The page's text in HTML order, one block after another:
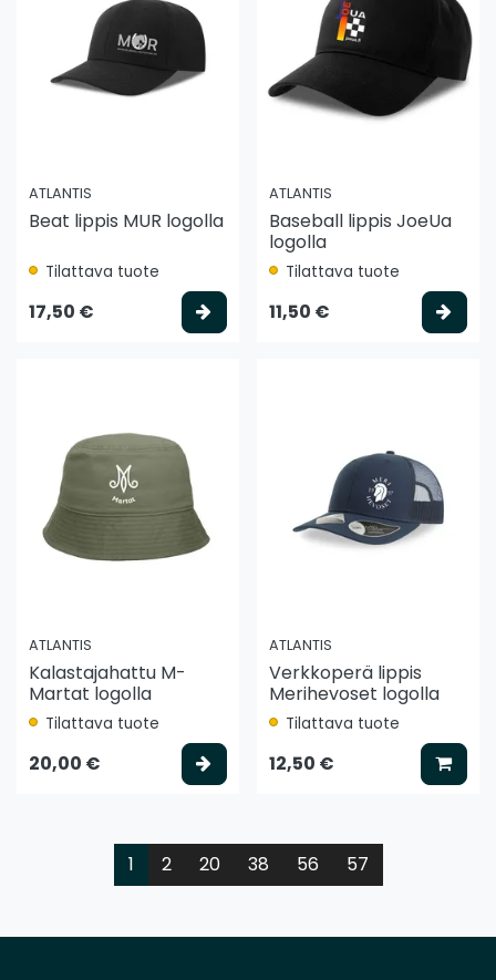
ATLANTIS
Beat lippis MUR logolla
Tilattava tuote
17,50 € Valitse vaihtoehto
ATLANTIS
Baseball lippis JoeUa
logolla
Tilattava tuote
11,50 €
ATLANTIS
Kalastajahattu M-
Martat logolla
Tilattava tuote
20,00 € Valitse vaihtoehto
ATLANTIS
Verkkoperä lippis
Merihevoset logolla
Tilattava tuote
12,50 €
1 2 20 38 56 57